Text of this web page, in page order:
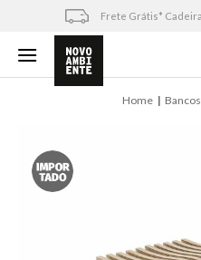
content
Frete Grátis*
Home Bancos